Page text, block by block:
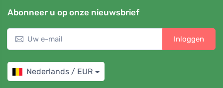
Abonneer u op onze nieuwsbrief
Inloggen
Nederlands / EUR